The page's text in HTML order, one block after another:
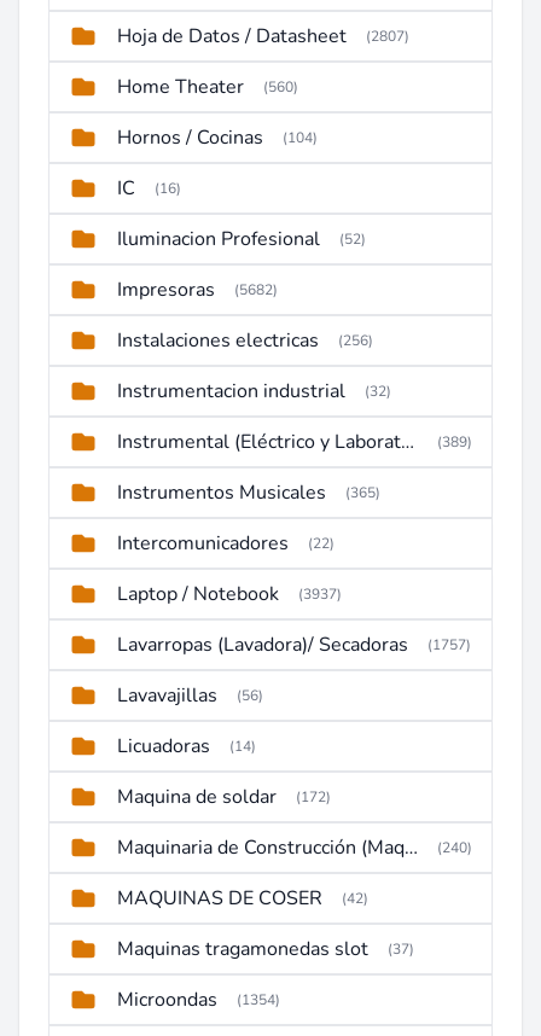
Hoja de Datos / Datasheet (2807)
Home Theater (560)
Hornos / Cocinas (104)
IC (16)
Iluminacion Profesional (52)
Impresoras (5682)
Instalaciones electricas (256)
Instrumentacion industrial (32)
Instrumental (Eléctrico y Laboratorio) (389)
Instrumentos Musicales (365)
Intercomunicadores (22)
Laptop / Notebook (3937)
Lavarropas (Lavadora)/ Secadoras (1757)
Lavavajillas (56)
Licuadoras (14)
Maquina de soldar (172)
Maquinaria de Construcción (Maquinaria Pesada) (240)
MAQUINAS DE COSER (42)
Maquinas tragamonedas slot (37)
Microondas (1354)